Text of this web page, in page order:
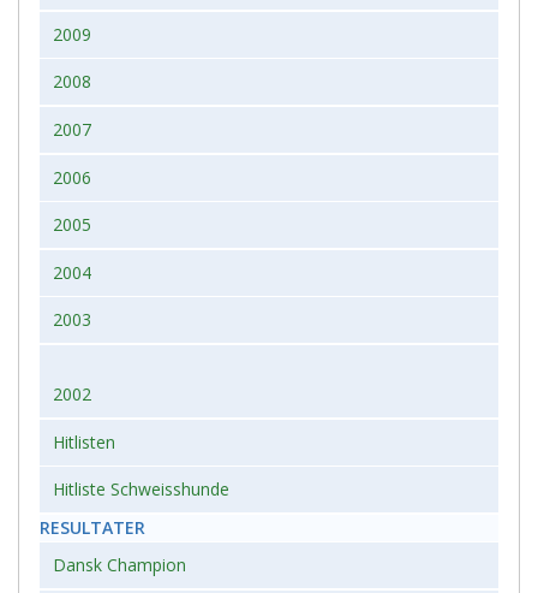
2009
2008
2007
2006
2005
2004
2003
2002
Hitlisten
Hitliste Schweisshunde
RESULTATER
Dansk Champion